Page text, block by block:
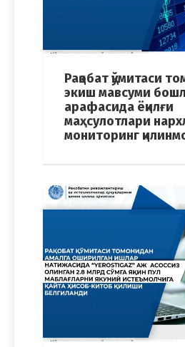
Рақобат қўмитаси
экиш мавсуми
арафасида ёқилғи
маҳсулотлари
мониторинг